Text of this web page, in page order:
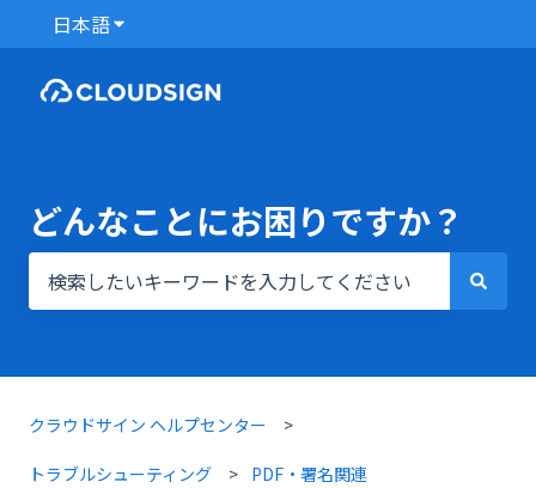
日本語翻訳のサブメニューを表示
どんなことにお困りですか？
クラウドサイン ヘルプセンター
トラブルシューティング PDF・署名関連